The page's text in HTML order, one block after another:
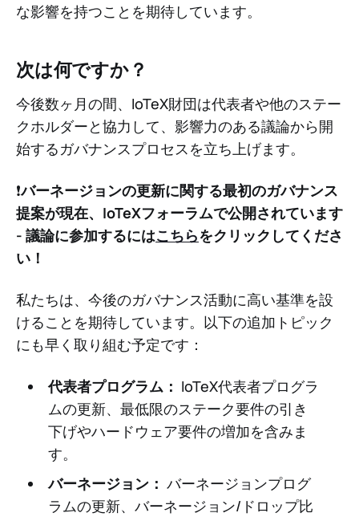
な影響を持つことを期待しています。
次は何ですか？
今後数ヶ月の間、IoTeX財団は代表者や他のステー
クホルダーと協力して、影響力のある議論から開
始するガバナンスプロセスを立ち上げます。
❗️バーネージョンの更新に関する最初のガバナンス
提案が現在、IoTeXフォーラムで公開されています
- 議論に参加するにはこちらをクリックしてくださ
い！
私たちは、今後のガバナンス活動に高い基準を設
けることを期待しています。以下の追加トピック
にも早く取り組む予定です：
代表者プログラム： IoTeX代表者プログラ
ムの更新、最低限のステーク要件の引き
下げやハードウェア要件の増加を含みま
す。
バーネージョン： バーネージョンプログ
ラムの更新、バーネージョン/ドロップ比